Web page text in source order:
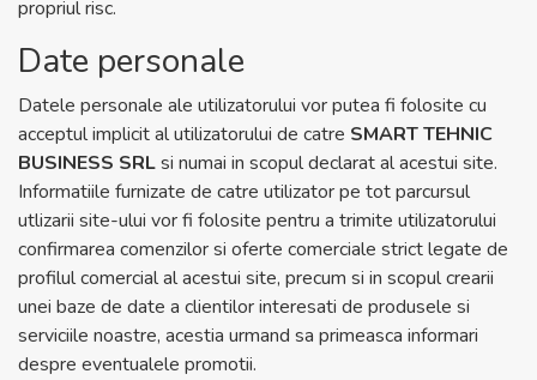
propriul risc.
Date personale
Datele personale ale utilizatorului vor putea fi folosite cu
acceptul implicit al utilizatorului de catre SMART TEHNIC
BUSINESS SRLsi numai in scopul declarat al acestui site.
Informatiile furnizate de catre utilizator pe tot parcursul
utlizarii site-ului vor fi folosite pentru a trimite utilizatorului
confirmarea comenzilor si oferte comerciale strict legate de
profilul comercial al acestui site, precum si in scopul crearii
unei baze de date a clientilor interesati de produsele si
serviciile noastre, acestia urmand sa primeasca informari
despre eventualele promotii.